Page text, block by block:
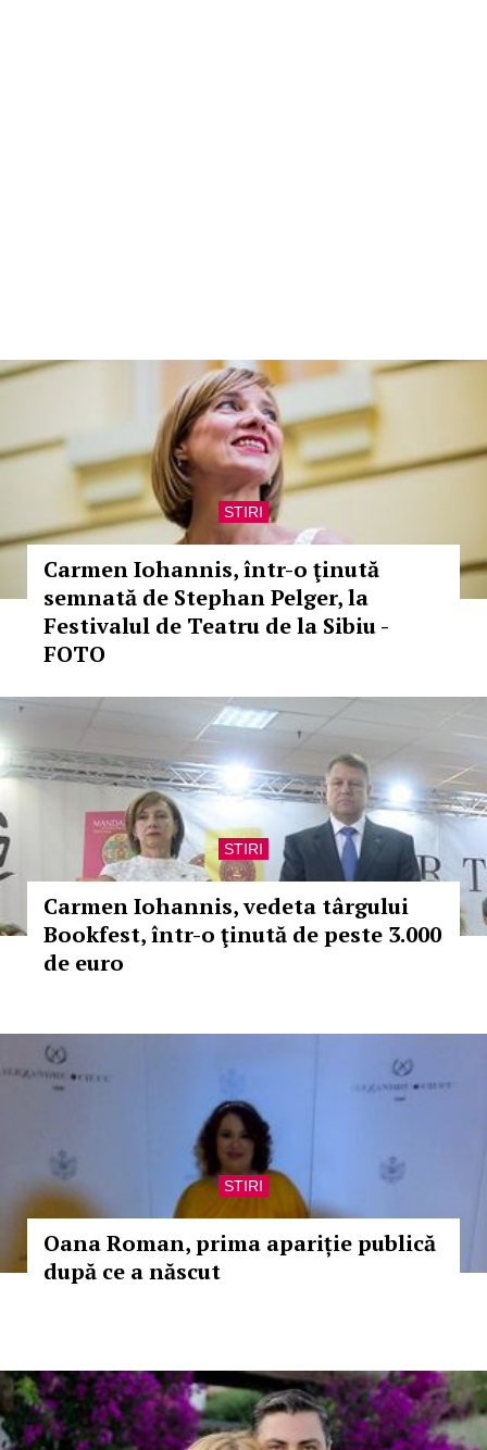
STIRI
Carmen Iohannis, într-o ţinută
semnată de Stephan Pelger, la
Festivalul de Teatru de la Sibiu -
FOTO
STIRI
Carmen Iohannis, vedeta târgului
Bookfest, într-o ţinută de peste 3.000
de euro
STIRI
Oana Roman, prima apariție publică
după ce a născut